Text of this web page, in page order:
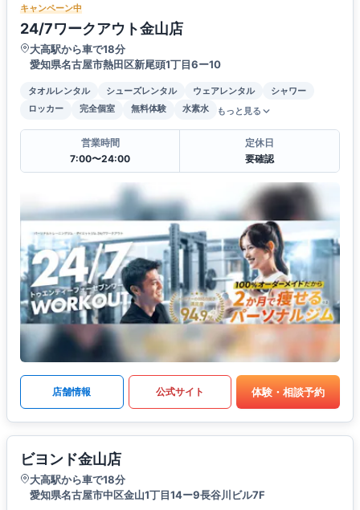
キャンペーン中
24/7ワークアウト金山店
大高駅から車で18分
愛知県名古屋市熱田区新尾頭1丁目6ー10
タオルレンタル シューズレンタル ウェアレンタル
シャワー
ロッカー
完全個室 無料体験 水素水 もっと見る
営業時間
7:00〜24:00
定休日
要確認
店舗情報 公式サイト 体験・相談予約
ビヨンド金山店
大高駅から車で18分
愛知県名古屋市中区金山1丁目14ー9長谷川ビル7F